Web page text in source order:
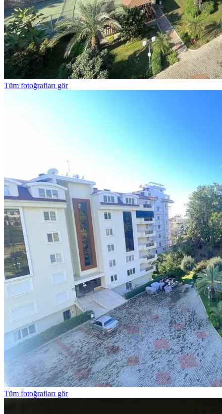
Tüm fotoğrafları gör
Tüm fotoğrafları gör